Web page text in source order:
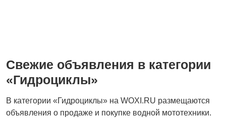
Свежие объявления в категории
«Гидроциклы»
В категории «Гидроциклы» на WOXI.RU размещаются
объявления о продаже и покупке водной мототехники.